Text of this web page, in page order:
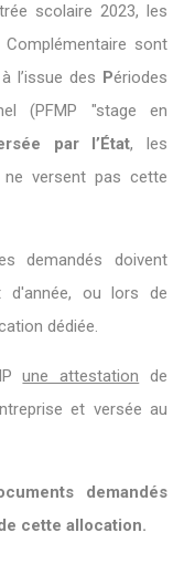
scolaire 2023, les
sont
l’issue des Périodes
(PFMP "stage en
par l’État, les
ne versent pas cette
demandés doivent
d'année, ou lors de
dédiée.
une attestation de
et versée au
demandés
cette allocation.